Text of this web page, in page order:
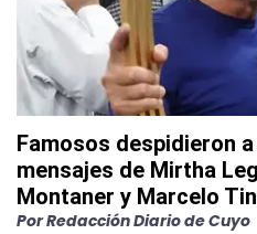
Famosos despidieron
mensajes de Mirtha
Montaner y Marcelo
PorRedacción Diario de Cuyo